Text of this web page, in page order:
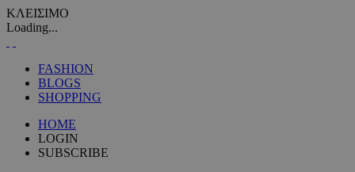
ΚΛΕΙΣΙΜΟ
Loading...
FASHION
BLOGS
SHOPPING
HOME
LOGIN
SUBSCRIBE